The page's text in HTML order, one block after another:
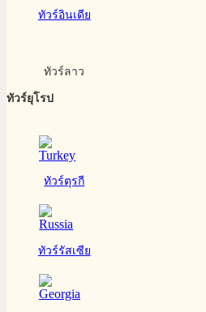
ทัวร์อินเดีย
ทัวร์ลาว
ทัวร์ยุโรป
ทัวร์ตุรกี
ทัวร์รัสเซีย